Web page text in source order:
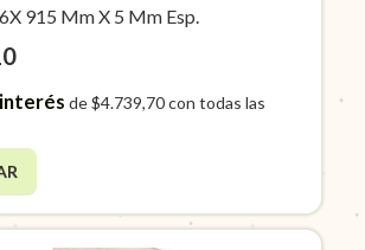
915 Mm X 5 Mm Esp.
de$4.739,70con todas las